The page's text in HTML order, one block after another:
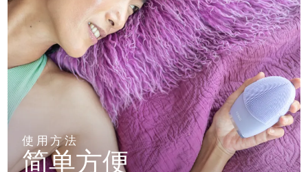
使用方法
简单方便